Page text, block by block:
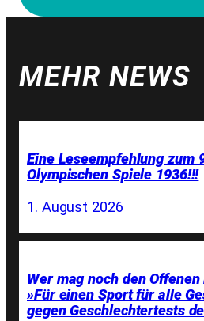
MEHR NEWS
Eine Leseempfehlung zum
Olympischen Spiele 1936!!!
1. August 2026
Wer mag noch den
»Für einen Sport für alle
gegen Geschlechtertests